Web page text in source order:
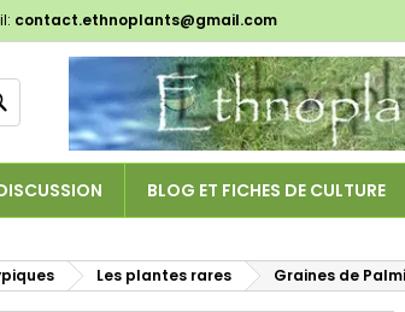
contact.ethnoplants@gmail.com
Rechercher
BLOG ET FICHES DE CULTURE
Les plantes rares Graines de
Mes listes d'envies
add_circle_outline Créer une nouvelle liste
Créer une liste
Nom de la liste d'envies
Connexion
Vous devez être connecté pour
d'envies.